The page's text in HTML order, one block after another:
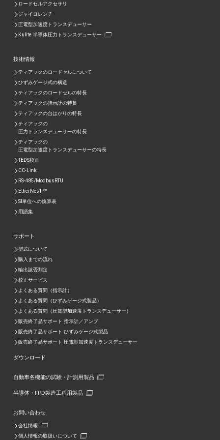
ロードセルアクセサリ
ジャイロレンチ
圧電型加速度トランスデューサー
Kulite 半導体圧力トランスデューサー
技術情報
ティアックのロードセルについて
ひずみゲージ式の構造
ティアックのロードセルの特長
ティアックの指示計の特長
ティアックの台はかりの特長
ティアックの
圧力トランスデューサーの特長
ティアックの
圧電型加速度トランスデューサーの特⾧
TEDS校正
CC-Link
RS-485/ModbusRTU
EtherNet/IP™
SI単位への換算表
用語集
サポート
型式について
購入までの流れ
輸出該否判定
校正サービス
よくある質問（指示計）
よくある質問（ひずみゲージ式製品）
よくある質問（圧電型加速度トランスデューサー）
販売終了品サポート 指示計／アンプ
販売終了品サポート ひずみゲージ式製品
販売終了品サポート 圧電型加速度トランスデューサー
ダウンロード
自動車各機能の試験・計測用製品
半導体・FPD製造工程用製品
お問い合わせ
会社情報
個人情報の取扱いについて